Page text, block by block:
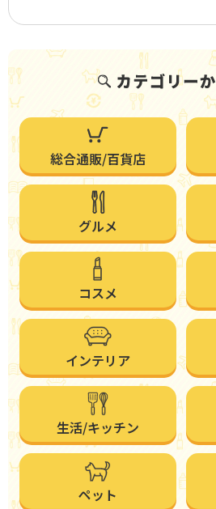
総合通販/百貨店
グルメ
コスメ
インテリア
生活/キッチン
ペット